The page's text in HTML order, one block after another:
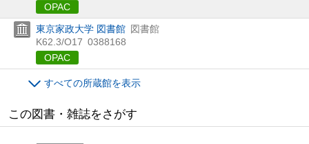
OPAC
東京家政大学 図書館 図書館
K62.3/O17 0388168
OPAC
すべての所蔵館を表示
この図書・雑誌をさがす